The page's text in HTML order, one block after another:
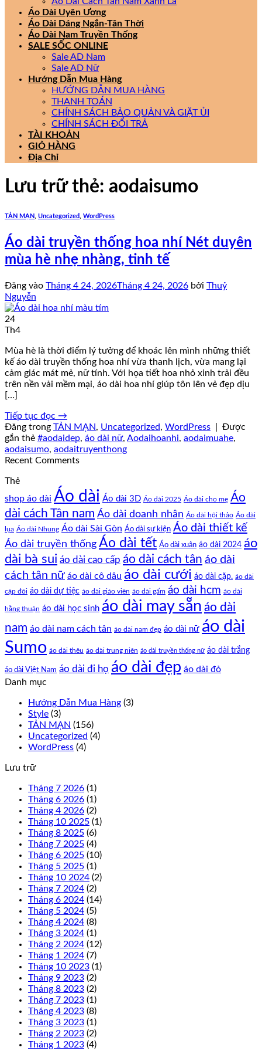
Áo Dài Uyên Ương
Áo Dài Dáng Ngắn-Tân Thời
Áo Dài Nam Truyền Thống
SALE SỐC ONLINE
Sale AD Nam
Sale AD Nữ
Hướng Dẫn Mua Hàng
HƯỚNG DẪN MUA HÀNG
THANH TOÁN
CHÍNH SÁCH BẢO QUẢN VÀ GIẶT ỦI
CHÍNH SÁCH ĐỔI TRẢ
TÀI KHOẢN
GIỎ HÀNG
Địa Chỉ
Lưu trữ thẻ: aodaisumo
TẢN MẠN, Uncategorized, WordPress
Áo dài truyền thống hoa nhí Nét duyên
mùa hè nhẹ nhàng, tinh tế
Đăng vào Tháng 4 24, 2026Tháng 4 24, 2026 bởi Thuỷ
Nguyễn
24
Th4
Mùa hè là thời điểm lý tưởng để khoác lên mình những thiết
kế áo dài truyền thống hoa nhí vừa thanh lịch, vừa mang lại
cảm giác mát mẻ, nữ tính. Với họa tiết hoa nhỏ xinh trải đều
trên nền vải mềm mại, áo dài hoa nhí giúp tôn lên vẻ đẹp dịu
[…]
Tiếp tục đọc →
Đăng trong TẢN MẠN, Uncategorized, WordPress
Được
gắn thẻ #aodaidep, áo dài nữ, Aodaihoanhi, aodaimuahe,
aodaisumo, aodaitruyenthong
Recent Comments
Thẻ
shop áo dài Áo dài Áo dài 3D Áo dài 2025 Áo dài cho mẹ Áo
dài cách Tân nam Áo dài doanh nhân Áo dài hội thảo Áo dài
lụa Áo dài Nhung Áo dài Sài Gòn Áo dài sự kiện Áo dài thiết kế
Áo dài truyền thống Áo dài tết Áo dài xuân áo dài 2024 áo
dài bà sui áo dài cao cấp áo dài cách tân áo dài
cách tân nữ áo dài cô dâu áo dài cưới áo dài cặp. áo dài
cặp đôi áo dài dự tiệc áo dài giáo viên áo dài gấm áo dài hcm áo dài
hằng thuận áo dài học sinh áo dài may sẵn áo dài
nam áo dài nam cách tân áo dài nam đẹp áo dài nữ áo dài
Sumo áo dài thêu áo dài trung niên áo dài truyền thống nữ áo dài trắng
áo dài Việt Nam áo dài đi họ áo dài đẹp áo dài đỏ
Danh mục
Hướng Dẫn Mua Hàng (3)
Style (3)
TẢN MẠN (156)
Uncategorized (4)
WordPress (4)
Lưu trữ
Tháng 7 2026 (1)
Tháng 6 2026 (1)
Tháng 4 2026 (2)
Tháng 10 2025 (1)
Tháng 8 2025 (6)
Tháng 7 2025 (4)
Tháng 6 2025 (10)
Tháng 5 2025 (1)
Tháng 10 2024 (2)
Tháng 7 2024 (2)
Tháng 6 2024 (14)
Tháng 5 2024 (5)
Tháng 4 2024 (8)
Tháng 3 2024 (1)
Tháng 2 2024 (12)
Tháng 1 2024 (7)
Tháng 10 2023 (1)
Tháng 9 2023 (2)
Tháng 8 2023 (2)
Tháng 7 2023 (1)
Tháng 4 2023 (8)
Tháng 3 2023 (1)
Tháng 2 2023 (2)
Tháng 1 2023 (4)